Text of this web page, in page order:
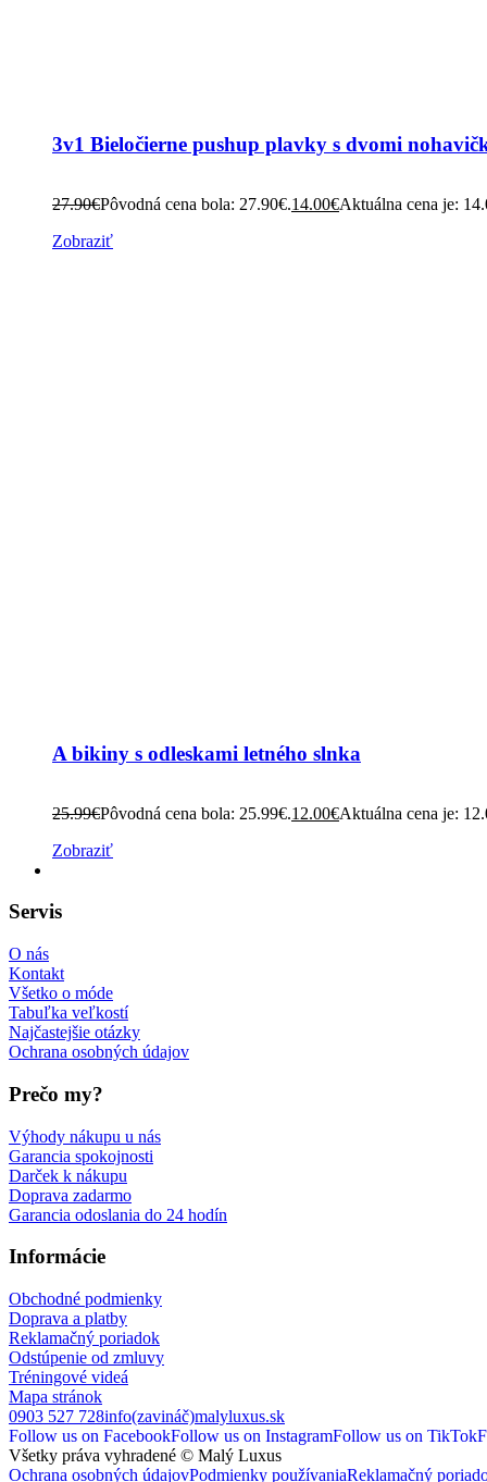
3v1 Bieločierne pushup plavky s dvomi
27.90€Pôvodná cena bola: 27.90€.14.00€Aktuálna cena je:
Zobraziť
A bikiny s odleskami letného slnka
25.99€Pôvodná cena bola: 25.99€.12.00€Aktuálna cena je:
Zobraziť
Servis
O nás
Kontakt
Všetko o móde
Tabuľka veľkostí
Najčastejšie otázky
Ochrana osobných údajov
Prečo my?
Výhody nákupu u nás
Garancia spokojnosti
Darček k nákupu
Doprava zadarmo
Garancia odoslania do 24 hodín
Informácie
Obchodné podmienky
Doprava a platby
Reklamačný poriadok
Odstúpenie od zmluvy
Tréningové videá
Mapa stránok
0903 527 728info(zavináč)malyluxus.sk
Follow us on FacebookFollow us on InstagramFollow us on TikTok
Všetky práva vyhradené © Malý Luxus
Ochrana osobných údajovPodmienky používaniaReklamačný